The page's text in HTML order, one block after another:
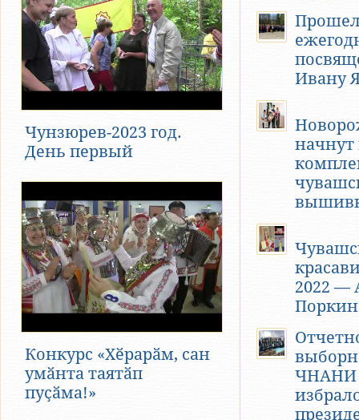
Чунзюрев-2023 год.
День первый
Конкурс «Хӗрарӑм, сан
умӑнта таятӑп
пуҫӑма!»
Ивану
начнут
2022 —
ЧНАНИ